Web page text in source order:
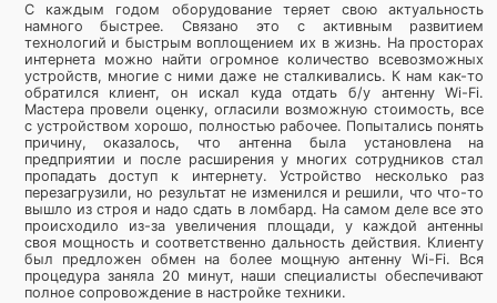
С каждым годом оборудование теряет свою актуальность
намного быстрее. Связано это с активным развитием
технологий и быстрым воплощением их в жизнь. На просторах
интернета можно найти огромное количество всевозможных
устройств, многие с ними даже не сталкивались. К нам как-то
обратился клиент, он искал куда отдать б/у антенну Wi-Fi.
Мастера провели оценку, огласили возможную стоимость, все
с устройством хорошо, полностью рабочее. Попытались понять
причину, оказалось, что антенна была установлена на
предприятии и после расширения у многих сотрудников стал
пропадать доступ к интернету. Устройство несколько раз
перезагрузили, но результат не изменился и решили, что что-то
вышло из строя и надо сдать в ломбард. На самом деле все это
происходило из-за увеличения площади, у каждой антенны
своя мощность и соответственно дальность действия. Клиенту
был предложен обмен на более мощную антенну Wi-Fi. Вся
процедура заняла 20 минут, наши специалисты обеспечивают
полное сопровождение в настройке техники.